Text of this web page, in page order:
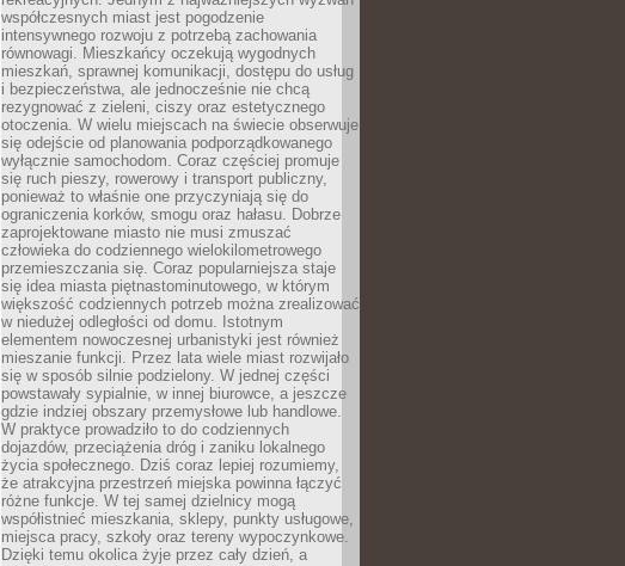
współczesnych miast jest pogodzenie
intensywnego rozwoju z potrzebą zachowania
równowagi. Mieszkańcy oczekują wygodnych
mieszkań, sprawnej komunikacji, dostępu do usług
i bezpieczeństwa, ale jednocześnie nie chcą
rezygnować z zieleni, ciszy oraz estetycznego
otoczenia. W wielu miejscach na świecie obserwuje
się odejście od planowania podporządkowanego
wyłącznie samochodom. Coraz częściej promuje
się ruch pieszy, rowerowy i transport publiczny,
ponieważ to właśnie one przyczyniają się do
ograniczenia korków, smogu oraz hałasu. Dobrze
zaprojektowane miasto nie musi zmuszać
człowieka do codziennego wielokilometrowego
przemieszczania się. Coraz popularniejsza staje
się idea miasta piętnastominutowego, w którym
większość codziennych potrzeb można zrealizować
w niedużej odległości od domu. Istotnym
elementem nowoczesnej urbanistyki jest również
mieszanie funkcji. Przez lata wiele miast rozwijało
się w sposób silnie podzielony. W jednej części
powstawały sypialnie, w innej biurowce, a jeszcze
gdzie indziej obszary przemysłowe lub handlowe.
W praktyce prowadziło to do codziennych
dojazdów, przeciążenia dróg i zaniku lokalnego
życia społecznego. Dziś coraz lepiej rozumiemy,
że atrakcyjna przestrzeń miejska powinna łączyć
różne funkcje. W tej samej dzielnicy mogą
współistnieć mieszkania, sklepy, punkty usługowe,
miejsca pracy, szkoły oraz tereny wypoczynkowe.
Dzięki temu okolica żyje przez cały dzień, a